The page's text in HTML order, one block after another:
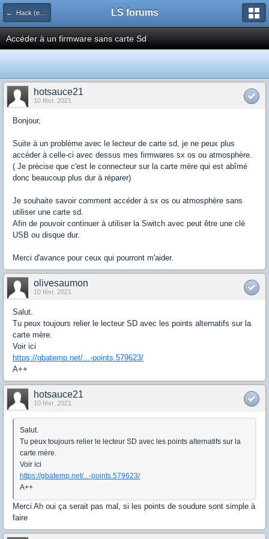
← Hack (exploits, homebrews...) LS forums
Accéder à un firmware sans carte Sd
hotsauce21
10 févr. 2021
Bonjour,
Suite à un problème avec le lecteur de carte sd, je ne peux plus
accéder à celle-ci avec dessus mes firmwares sx os ou atmosphère.
( Je précise que c'est le connecteur sur la carte mère qui est abîmé
donc beaucoup plus dur à réparer)
Je souhaite savoir comment accéder à sx os ou atmosphère sans
utiliser une carte sd.
Afin de pouvoir continuer à utiliser la Switch avec peut être une clé
USB ou disque dur.
Merci d'avance pour ceux qui pourront m'aider.
olivesaumon
10 févr. 2021
Salut.
Tu peux toujours relier le lecteur SD avec les points alternatifs sur la
carte mère.
Voir ici
https://gbatemp.net/...-points.579623/
A++
hotsauce21
10 févr. 2021
Salut.
Tu peux toujours relier le lecteur SD avec les points alternatifs sur la
carte mère.
Voir ici
https://gbatemp.net/...-points.579623/
A++
Merci Ah oui ça serait pas mal, si les points de soudure sont simple à
faire